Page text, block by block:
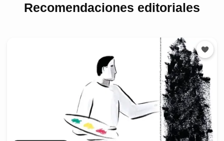
Recomendaciones editoriales